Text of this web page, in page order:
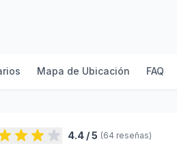
Mapa de Ubicación FAQ
4.4 / 5 (64 reseñas)